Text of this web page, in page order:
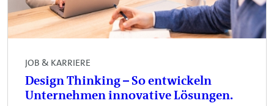
JOB & KARRIERE
Design Thinking – So entwickeln
Unternehmen innovative Lösungen.